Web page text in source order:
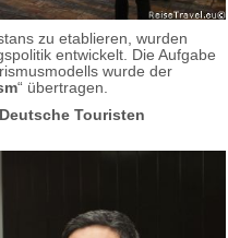
zu etablieren, wurden
entwickelt. Die Aufgabe
wurde der
“ übertragen.
Touristen